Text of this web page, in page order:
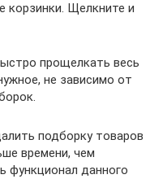
корзинки. Щелкните и
прощелкать весь
не зависимо от
подборку товаров
времени, чем
функционал данного